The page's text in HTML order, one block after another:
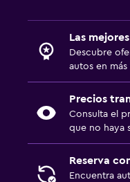
Las
Descubre
autos en
Precios
Consulta el
que no haya
Reserva
Encuentra